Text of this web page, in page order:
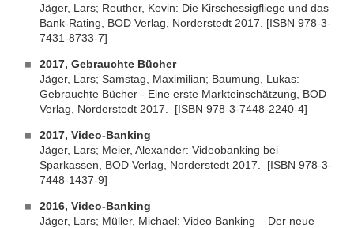
Jäger, Lars; Reuther, Kevin: Die Kirschessigfliege und das
Bank-Rating, BOD Verlag, Norderstedt 2017. [ISBN 978-3-
7431-8733-7]
2017, Gebrauchte Bücher
Jäger, Lars; Samstag, Maximilian; Baumung, Lukas:
Gebrauchte Bücher - Eine erste Markteinschätzung, BOD
Verlag, Norderstedt 2017. [ISBN 978-3-7448-2240-4]
2017, Video-Banking
Jäger, Lars; Meier, Alexander: Videobanking bei
Sparkassen, BOD Verlag, Norderstedt 2017. [ISBN 978-3-
7448-1437-9]
2016, Video-Banking
Jäger, Lars; Müller, Michael: Video Banking – Der neue